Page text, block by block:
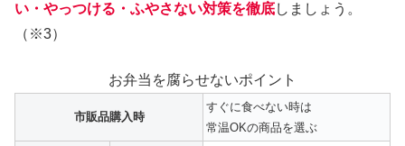
い・やっつける・ふやさない対策を徹底しましょう。
（※3）
お弁当を腐らせないポイント
市販品購入時
すぐに食べない時は
常温OKの商品を選ぶ